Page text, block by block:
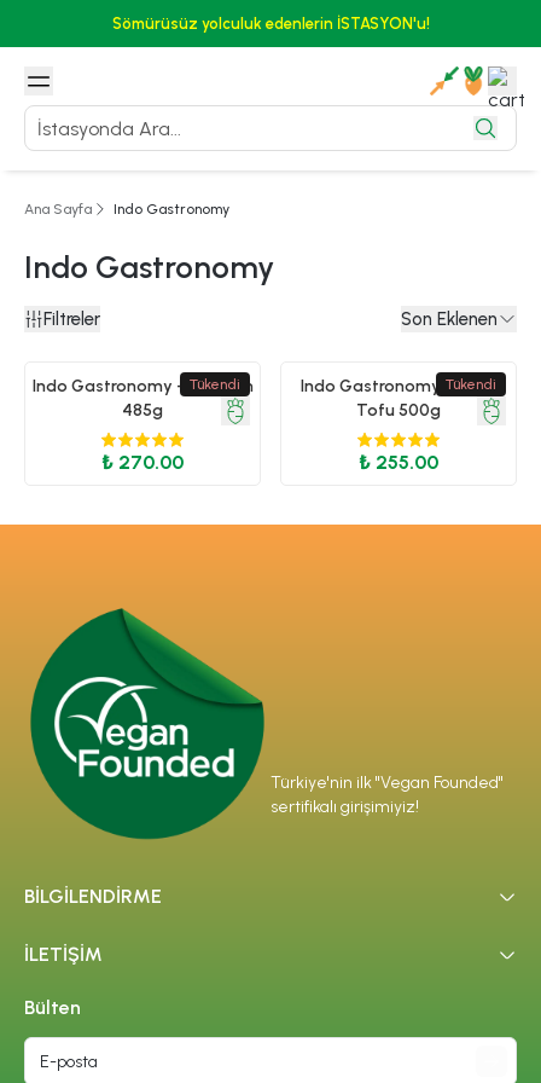
Sömürüsüz yolculuk edenlerin İSTASYON'u!
Ana Sayfa Indo Gastronomy
Indo Gastronomy
Filtreler Son Eklenen
Tükendi
Indo Gastronomy - Tempeh
485g
₺ 270.00
Tükendi
Indo Gastronomy - Sade
Tofu 500g
₺ 255.00
Türkiye'nin ilk "Vegan Founded"
sertifikalı girişimiyiz!
BİLGİLENDİRME
İLETİŞİM
Bülten